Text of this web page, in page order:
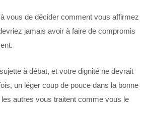
vous de décider comment vous affirmez
jamais avoir à faire de compromis
à débat, et votre dignité ne devrait
un léger coup de pouce dans la bonne
autres vous traitent comme vous le